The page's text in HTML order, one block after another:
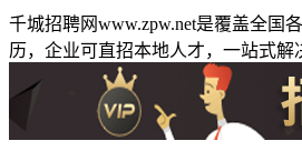
千城招聘网www.zpw.net是覆盖全国
历，企业可直招本地人才，一站式解